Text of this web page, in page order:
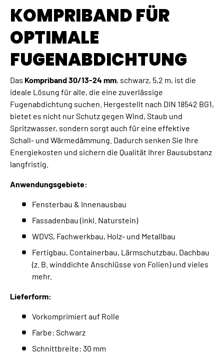
KOMPRIBAND FÜR
OPTIMALE
FUGENABDICHTUNG
Das Kompriband 30/13-24 mm, schwarz, 5,2 m, ist die
ideale Lösung für alle, die eine zuverlässige
Fugenabdichtung suchen. Hergestellt nach DIN 18542 BG1,
bietet es nicht nur Schutz gegen Wind, Staub und
Spritzwasser, sondern sorgt auch für eine effektive
Schall- und Wärmedämmung. Dadurch senken Sie Ihre
Energiekosten und sichern die Qualität Ihrer Bausubstanz
langfristig.
Anwendungsgebiete:
Fensterbau & Innenausbau
Fassadenbau (inkl. Naturstein)
WDVS, Fachwerkbau, Holz- und Metallbau
Fertigbau, Containerbau, Lärmschutzbau, Dachbau
(z. B. winddichte Anschlüsse von Folien) und vieles
mehr.
Lieferform:
Vorkomprimiert auf Rolle
Farbe: Schwarz
Schnittbreite: 30 mm